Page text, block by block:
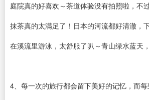
庭院真的好喜欢～茶道体验没有拍照啦，不
抹茶真的太满足了！日本的河流都好清澈，
在溪流里游泳，太舒服了叭～青山绿水蓝天
4、每一次的旅行都会留下美好的记忆，而